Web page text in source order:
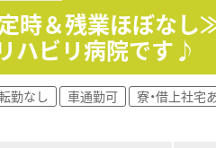
時＆残業ほぼな
ハビリ病院です♪
勤なし 車通勤可 寮・借上社宅